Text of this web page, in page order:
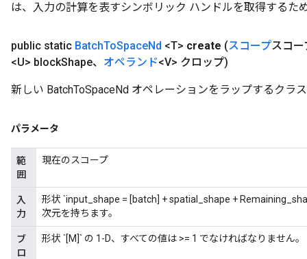
は、入力の計算を表すシンボリック ハンドルを取得するた
public static BatchToSpaceNd <T> create (スコープスコー
<U> blockShape、 オペランド<V> クロップ)
新しい BatchToSpaceNd オペレーションをラップするクラ
パラメータ
範
囲
現在のスコープ
入
力
形状 `input_shape = [batch] + spatial_shape +
次元を持ちます。
ブ
ロ
形状 `[M]` の 1-D、すべての値は >= 1 でなければなりません。